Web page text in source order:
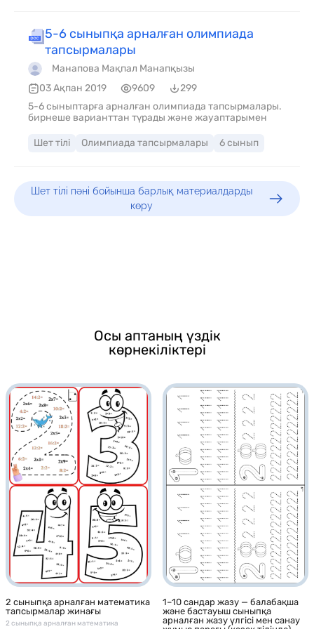
5-6 сыныпқа арналған олимпиада
тапсырмалары
Манапова Мақпал Манапқызы
03 Ақпан 2019
9609
299
5-6 сыныптарға арналған олимпиада тапсырмалары.
бирнеше варианттан түрады және жауаптарымен
Шет тілі Олимпиада тапсырмалары 6 сынып
Шет тілі пәні бойынша барлық материалдарды
көру
Осы аптаның үздік
көрнекіліктері
2 сыныпқа арналған математика
тапсырмалар жинағы
2 сыныпқа арналған математика
1–10 сандар жазу — балабақша
және бастауыш сыныпқа
арналған жазу үлгісі мен санау